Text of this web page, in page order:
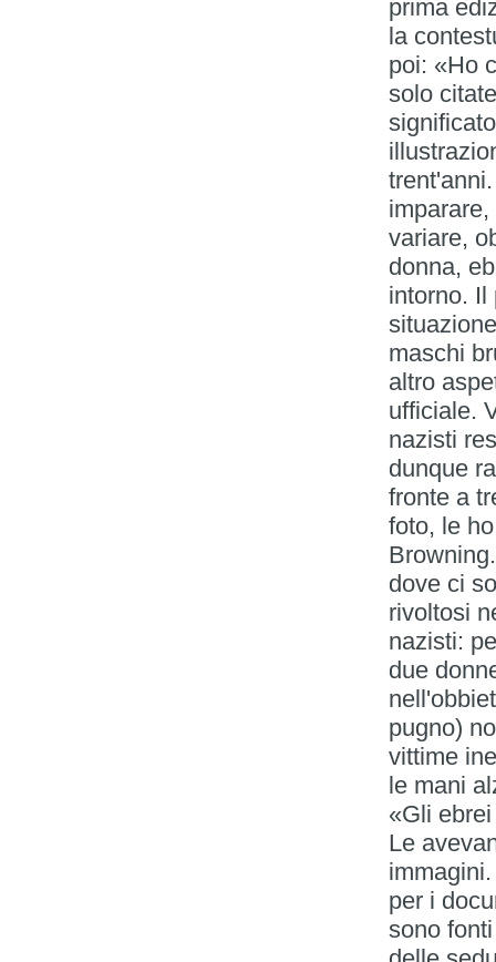
prima
la
poi: «Ho
solo
variare,
donna,
intorno. Il
maschi
altro
ufficiale.
nazisti
dunque
fronte a
foto, le
dove ci
rivoltosi
nazisti:
due
pugno)
vittime
le mani
«Gli
Le
per i
sono